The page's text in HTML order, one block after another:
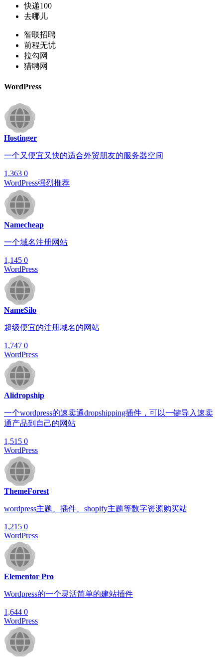
快递100
去哪儿
智联招聘
前程无忧
拉勾网
猎聘网
WordPress
Hostinger
一个又便宜又快的适合外贸朋友的服务器空间
1,363 0
WordPress强烈推荐
Namecheap
一个域名注册网站
1,145 0
WordPress
NameSilo
超级便宜的注册域名的网站
1,747 0
WordPress
Alidropship
一个wordpress的速卖通dropshipping插件，可以一键导入速卖
通产品到自己的网站
1,515 0
WordPress
ThemeForest
wordpress主题、插件、shopify主题等数字资源购买站
1,215 0
WordPress
Elementor Pro
Wordpress的一个灵活简单的建站插件
1,644 0
WordPress